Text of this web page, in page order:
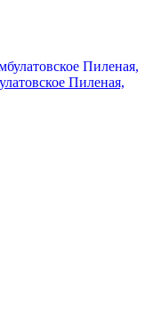
Пиленая,